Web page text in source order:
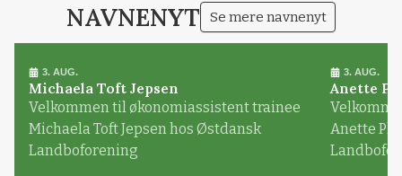
NAVNENYT Se mere navnenyt
3. AUG.
Michaela Toft Jepsen
Velkommen til økonomiassistent trainee
Michaela Toft Jepsen hos Østdansk
Landboforening
3. AUG.
Anette
Anette